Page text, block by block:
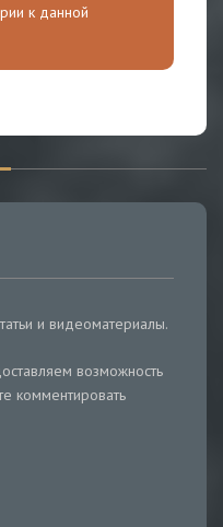
к данной
и видеоматериалы.
возможность
комментировать